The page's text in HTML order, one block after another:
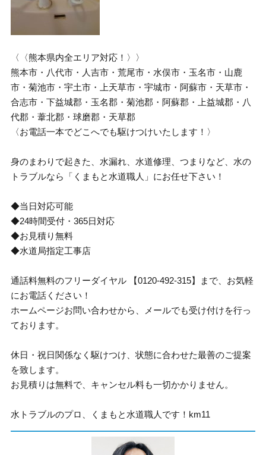
〈〈熊本県内全エリア対応！〉〉
熊本市・八代市・人吉市・荒尾市・水俣市・玉名市・山鹿
市・菊池市・宇土市・上天草市・宇城市・阿蘇市・天草市・
合志市・下益城郡・玉名郡・菊池郡・阿蘇郡・上益城郡・八
代郡・葦北郡・球磨郡・天草郡
〈お電話一本でどこへでも駆けつけいたします！〉
身のまわりで起きた、水漏れ、水道修理、つまりなど、水の
トラブルなら「くまもと水道職人」にお任せ下さい！
◆当日対応可能
◆24時間受付・365日対応
◆お見積り無料
◆水道局指定工事店
通話料無料のフリーダイヤル 【0120-492-315】まで、お気軽
にお電話ください！
ホームページお問い合わせから、メールでも受け付けを行っ
ております。
休日・祝日関係なく駆けつけ、状態に合わせた最善のご提案
を致します。
お見積りは無料で、キャンセル料も一切かかりません。
水トラブルのプロ、くまもと水道職人です！km11